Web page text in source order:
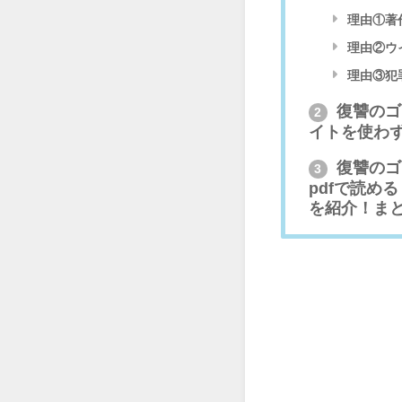
理由①著
理由②ウ
理由③犯
2
復讐の
イトを使わ
3
復讐の
pdfで読める
を紹介！ま